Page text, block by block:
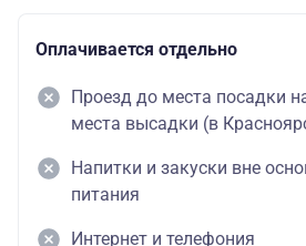
Оплачивается отдельно
Проезд до места посадки
места высадки (в
Напитки и закуски вне
питания
Интернет и телефония